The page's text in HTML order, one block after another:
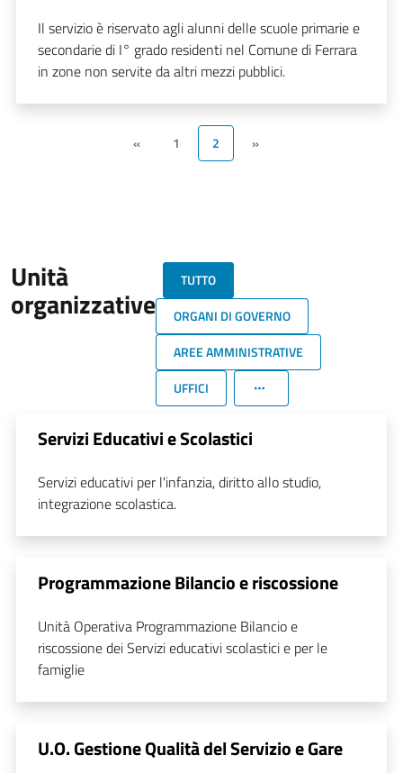
Il servizio è riservato agli alunni delle scuole primarie e
secondarie di I° grado residenti nel Comune di Ferrara
in zone non servite da altri mezzi pubblici.
« 1 2 »
Unità
organizzative
TUTTO
ORGANI DI GOVERNO
AREE AMMINISTRATIVE
UFFICI
Servizi Educativi e Scolastici
Servizi educativi per l'infanzia, diritto allo studio,
integrazione scolastica.
Programmazione Bilancio e riscossione
Unità Operativa Programmazione Bilancio e
riscossione dei Servizi educativi scolastici e per le
famiglie
U.O. Gestione Qualità del Servizio e Gare